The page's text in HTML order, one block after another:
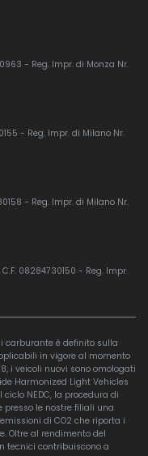
- Reg. Impr. di Monza Nr.
- Reg. Impr. di Milano Nr.
- Reg. Impr. di Milano Nr.
08284730150 - Reg. Impr.
carburante è definito sulla
in vigore al momento
i veicoli nuovi sono omologati
Harmonized Light Vehicles
ciclo NEDC, la procedura di
presso le nostre filiali una
di CO2 che riporta i
Oltre al rendimento del
tecnici contribuiscono a